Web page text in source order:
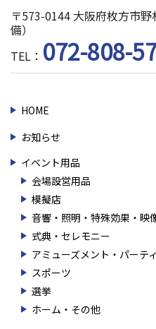
〒573-0144 大阪府枚方市
備）
TEL： 072-808-
HOME
お知らせ
イベント用品
会場設営用品
模擬店
音響・照明・特殊効果・映
式典・セレモニー
アミューズメント・パーテ
スポーツ
選挙
ホーム・その他